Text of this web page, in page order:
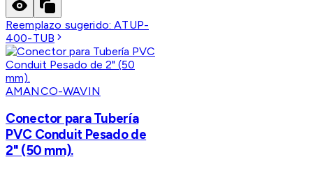
Reemplazo sugerido:ATUP-
400-TUB
AMANCO-WAVIN
Conector para Tubería
PVC Conduit Pesado de
2" (50 mm).